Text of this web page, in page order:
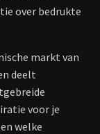
over bedrukte
markt van
deelt
voor je
welke